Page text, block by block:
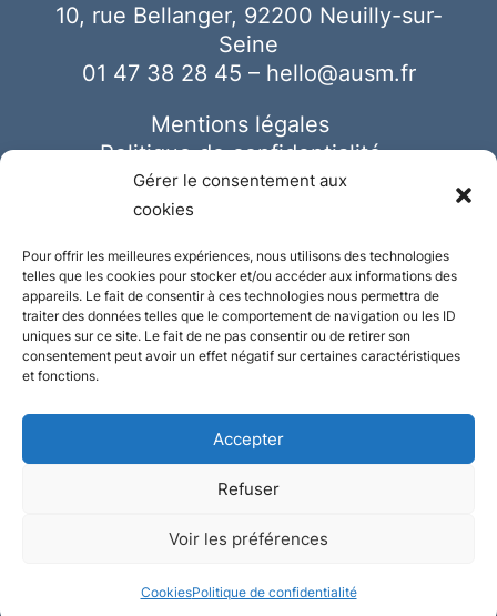
Gérer le consentement aux
cookies
Pour offrir les meilleures expériences, nous utilisons des technologies
telles que les cookies pour stocker et/ou accéder aux informations des
appareils. Le fait de consentir à ces technologies nous permettra de
traiter des données telles que le comportement de navigation ou les ID
uniques sur ce site. Le fait de ne pas consentir ou de retirer son
consentement peut avoir un effet négatif sur certaines caractéristiques
et fonctions.
Accepter
Refuser
Voir les préférences
CookiesPolitique de confidentialité
10, rue Bellanger, 92200 Neuilly-sur-
Seine
01 47 38 28 45 – hello@ausm.fr
Mentions légales
Politique de confidentialité
Cookies
Conception et réalisation :Plate